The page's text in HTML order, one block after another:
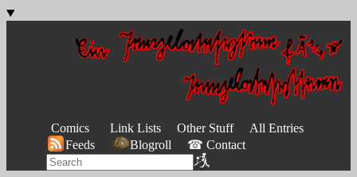
Comics Link Lists Other Stuff
All Entries
Feeds
Blogroll ☎ Contact